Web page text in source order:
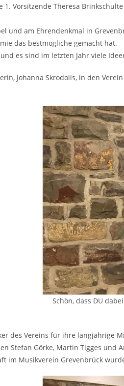
Vorsitzende Theresa
und am Ehrendenkmal in
das bestmögliche gemacht hat.
es sind im letzten Jahr viele
Johanna Skrodolis, in den
Schön, dass DU
des Vereins für ihre langjährige
Stefan Görke, Martin Tigges und
im Musikverein Grevenbrück